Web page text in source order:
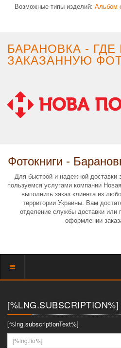
Возможные типы изделий: Альбом
БАРАНОВКА -
ЗАКАЗАННУЮ
Фотокниги -
Для быстрой и надежной
пользуемся услугами компании
выполнить заказ клиента из
территории Украины. Вам
отделение службы доставки или
оформлении
Показать
[%LNG.SUBSCRIPTION%]
[%lng.subscriptionText%]
[%lng.fio%]